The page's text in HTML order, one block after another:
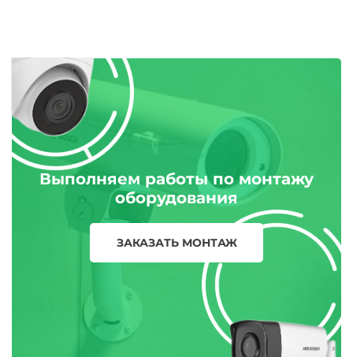
Выполняем работы по монтажу
оборудования
ЗАКАЗАТЬ МОНТАЖ